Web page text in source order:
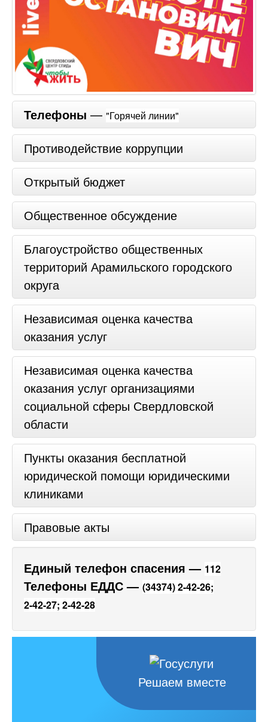
Телефоны — "Горячей линии"
Противодействие коррупции
Открытый бюджет
Общественное обсуждение
Благоустройство общественных
территорий Арамильского городского
округа
Независимая оценка качества
оказания услуг
Независимая оценка качества
оказания услуг организациями
социальной сферы Свердловской
области
Пункты оказания бесплатной
юридической помощи юридическими
клиниками
Правовые акты
Единый телефон спасения — 112
Телефоны ЕДДС — (34374) 2-42-26;
2-42-27; 2-42-28
Решаем вместе